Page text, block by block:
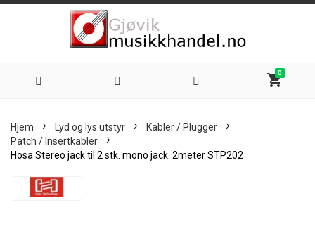
shopping_cart
0
Hjem Lyd og lys utstyr
Kabler / Plugger
Patch / Insertkabler
Hosa Stereo jack til 2 stk. mono jack. 2meter STP202